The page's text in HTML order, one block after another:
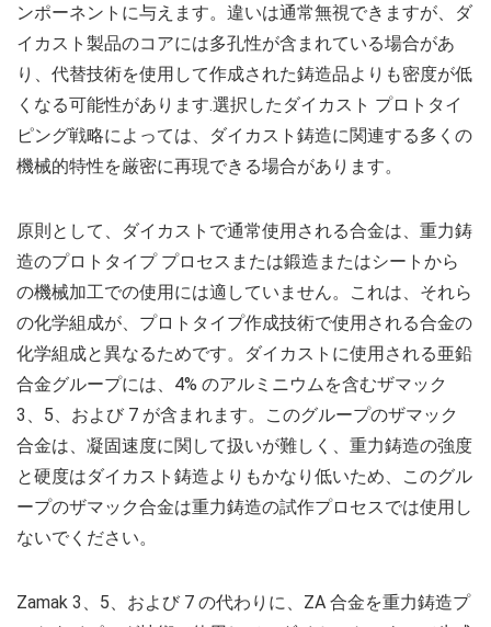
ンポーネントに与えます。違いは通常無視できますが、ダ
イカスト製品のコアには多孔性が含まれている場合があ
り、代替技術を使用して作成された鋳造品よりも密度が低
くなる可能性があります.選択したダイカスト プロトタイ
ピング戦略によっては、ダイカスト鋳造に関連する多くの
機械的特性を厳密に再現できる場合があります。
原則として、ダイカストで通常使用される合金は、重力鋳
造のプロトタイプ プロセスまたは鍛造またはシートから
の機械加工での使用には適していません。これは、それら
の化学組成が、プロトタイプ作成技術で使用される合金の
化学組成と異なるためです。ダイカストに使用される亜鉛
合金グループには、4% のアルミニウムを含むザマック
3、5、および 7 が含まれます。このグループのザマック
合金は、凝固速度に関して扱いが難しく、重力鋳造の強度
と硬度はダイカスト鋳造よりもかなり低いため、このグル
ープのザマック合金は重力鋳造の試作プロセスでは使用し
ないでください。
Zamak 3、5、および 7 の代わりに、ZA 合金を重力鋳造プ